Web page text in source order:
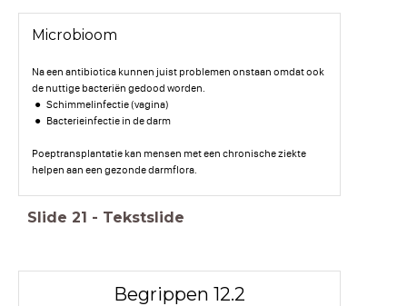
Microbioom
Na een antibiotica kunnen juist problemen onstaan omdat ook
de nuttige bacteriën gedood worden.
Schimmelinfectie (vagina)
Bacterieinfectie in de darm
Poeptransplantatie kan mensen met een chronische ziekte
helpen aan een gezonde darmflora.
Slide 21 - Tekstslide
Begrippen 12.2